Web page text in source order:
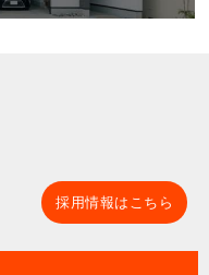
採用情報はこちら